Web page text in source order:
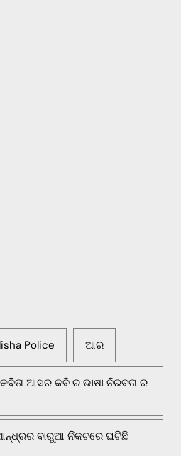
Police ଆର
ଆସର କବି ର ଭାଷା ନିରବତା ର
ବାରୁଆ ନିକଟରେ ଘଟିଛି